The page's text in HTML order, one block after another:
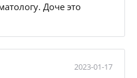
Доче это
2023-01-17